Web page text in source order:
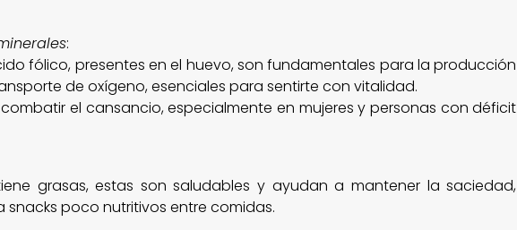
:
fólico, presentes en el huevo, son fundamentales para la producción
de oxígeno, esenciales para sentirte con vitalidad.
el cansancio, especialmente en mujeres y personas con déficit
grasas, estas son saludables y ayudan a mantener la saciedad,
snacks poco nutritivos entre comidas.